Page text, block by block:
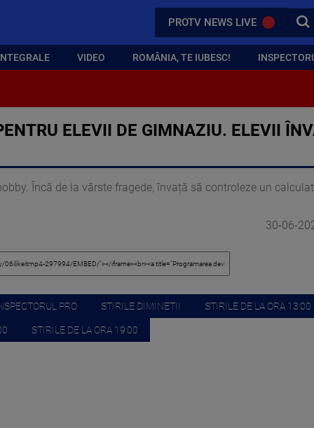
PROTV NEWS LIVE
VIDEO ROMÂNIA, TE IUBESC!
ELEVII DE GIMNAZIU. ELEVII
Încă de la vârste fragede, învață să controleze un
30-06-
PRO STIRILE DIMINETII STIRILE DE LA ORA 13:00
STIRILE DE LA ORA 19:00